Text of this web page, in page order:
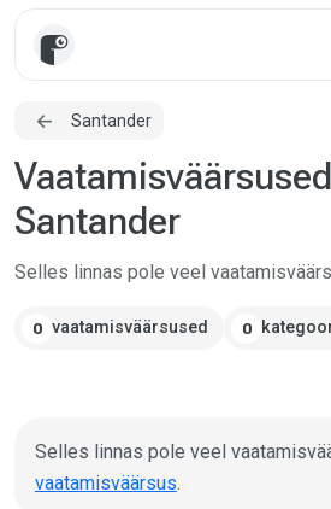
Santander
Santander
Selles linnas pole veel
0 vaatamisväärsused 0
Selles linnas pole veel
vaatamisväärsus.